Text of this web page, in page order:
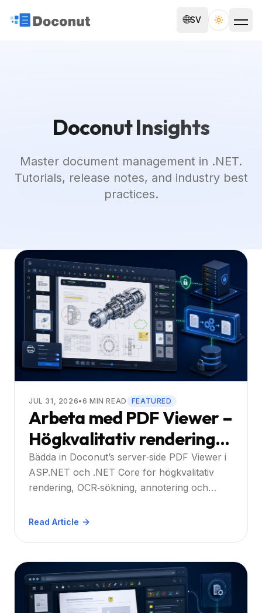
🌐SV Toggle
Doconut Insights
Master document management in .NET.
Tutorials, release notes, and industry best
practices.
JUL 31, 2026•6 MIN READ FEATURED
Arbeta med PDF Viewer –
Högkvalitativ rendering
för PDF-filer i ASP.NET-
och .NET Core-appar med
interaktion: En praktisk
guide
Bädda in Doconut’s server‑side PDF Viewer i
ASP.NET och .NET Core för högkvalitativ
rendering, OCR‑sökning, annotering och
Read Article